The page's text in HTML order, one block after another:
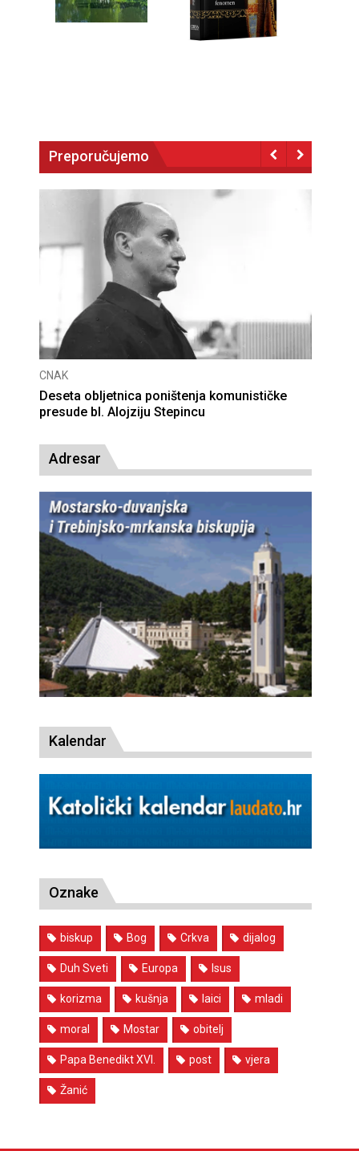
Preporučujemo
CNAK
Deseta obljetnica poništenja komunističke
presude bl. Alojziju Stepincu
Adresar
Kalendar
Oznake
biskup Bog Crkva dijalog
Duh Sveti Europa Isus
korizma kušnja laici mladi
moral Mostar obitelj
Papa Benedikt XVI. post vjera
Žanić